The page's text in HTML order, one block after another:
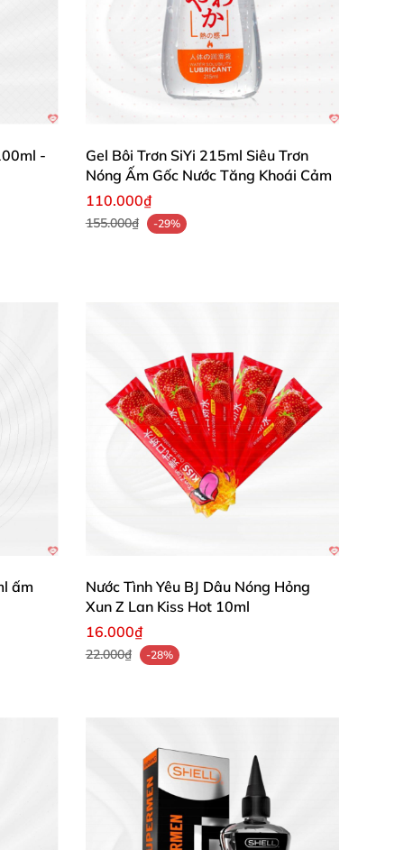
nhiệt và rất dễ rửa sạch."
lòng với chất lượng."
không gây kích ứng."
-
Gel Bôi Trơn SiYi 215ml Siêu Trơn
Nóng Ấm Gốc Nước Tăng Khoái Cảm
110.000₫
155.000₫ -29%
ấm
Nước Tình Yêu BJ Dâu Nóng Hỏng
Xun Z Lan Kiss Hot 10ml
16.000₫
22.000₫ -28%